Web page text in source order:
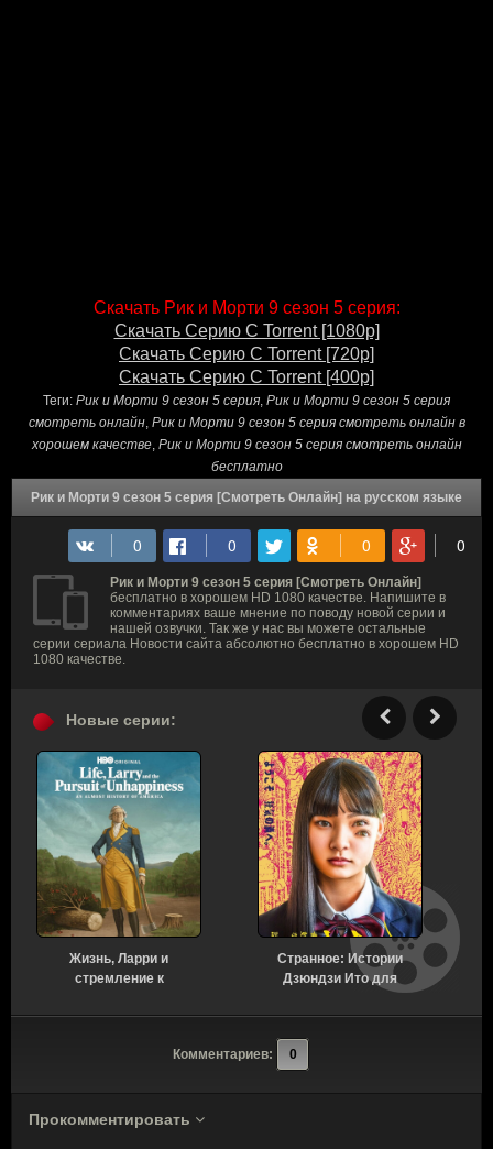
Скачать Рик и Морти 9 сезон 5 серия:
Скачать Серию С Torrent [1080p]
Скачать Серию С Torrent [720p]
Скачать Серию С Torrent [400p]
Теги: Рик и Морти 9 сезон 5 серия, Рик и Морти 9 сезон 5 серия
смотреть онлайн, Рик и Морти 9 сезон 5 серия смотреть онлайн в
хорошем качестве, Рик и Морти 9 сезон 5 серия смотреть онлайн
бесплатно
Рик и Морти 9 сезон 5 серия [Смотреть Онлайн] на русском языке
Рик и Морти 9 сезон 5 серия [Смотреть Онлайн]
бесплатно в хорошем HD 1080 качестве. Напишите в
комментариях ваше мнение по поводу новой серии и
нашей озвучки. Так же у нас вы можете остальные
серии сериала Новости сайта абсолютно бесплатно в хорошем HD
1080 качестве.
Новые серии:
Жизнь, Ларри и
стремление к
история Америки 1 сезон
Странное: Истории
Дзюндзи Ито для
сезон 6 серия [Смотреть
Комментариев:
0
Прокомментировать